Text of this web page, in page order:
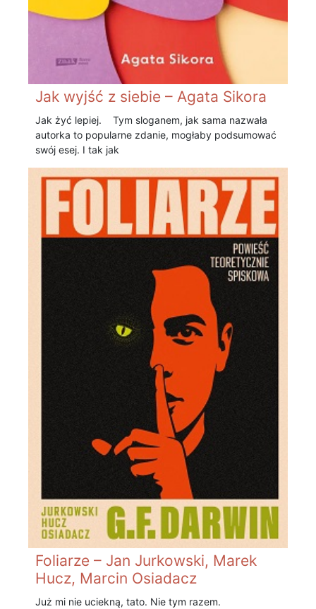
Jak wyjść z siebie – Agata Sikora
Jak żyć lepiej. Tym sloganem, jak sama nazwała
autorka to popularne zdanie, mogłaby podsumować
swój esej. I tak jak
Foliarze – Jan Jurkowski, Marek
Hucz, Marcin Osiadacz
Już mi nie uciekną, tato. Nie tym razem.